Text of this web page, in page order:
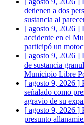
detienen a dos
sustancia al
[ agosto 9, 2026 ]
accidente en el
participó un
[ agosto 9, 2026 ]
de sustancia
Municipio Libre
[ agosto 9, 2026 ]
señalado como
agravio de su
[ agosto 9, 2026 ]
presunto